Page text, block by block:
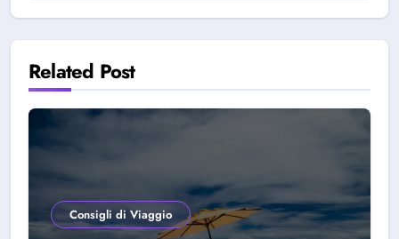
Related Post
Consigli di Viaggio